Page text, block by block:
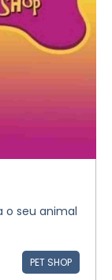
o seu animal
PET SHOP